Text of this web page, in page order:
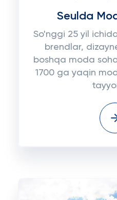
Seulda
So'nggi 25 yil
brendlar,
boshqa moda
1700 ga yaqin